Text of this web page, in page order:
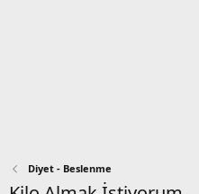
Diyet - Beslenme